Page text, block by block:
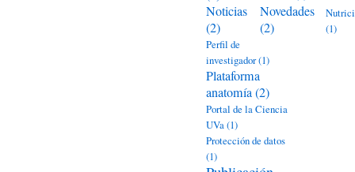
Noticias
(2)
Novedades
(2)
(1)
Perfil de
investigador(1)
Plataforma
anatomía(2)
Portal de la Ciencia
UVa(1)
Protección de datos
(1)